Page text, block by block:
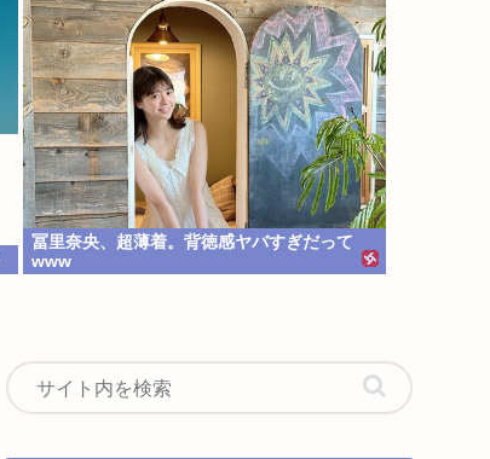
冨里奈央、超薄着。背徳感ヤバすぎだって
www